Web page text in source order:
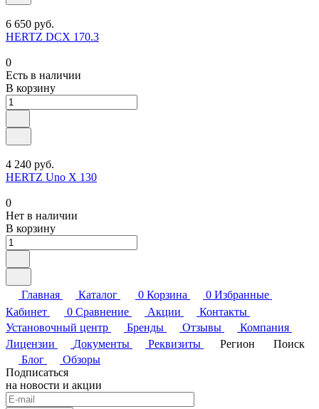
6 650 руб.
HERTZ DCX 170.3
0
Есть в наличии
В корзину
4 240 руб.
HERTZ Uno X 130
0
Нет в наличии
В корзину
Главная Каталог 0 Корзина 0 Избранные
Кабинет
0 Сравнение Акции
Контакты
Установочный центр
Бренды Отзывы
Компания
Лицензии
Документы Реквизиты Регион
Поиск
Блог
Обзоры
Подписаться
на новости и акции